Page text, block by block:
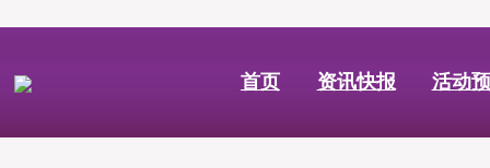
首页 资讯快报 活动